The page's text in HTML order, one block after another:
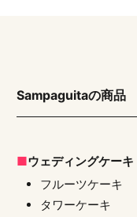
Sampaguitaの商品
ウェディングケーキ
フルーツケーキ
タワーケーキ